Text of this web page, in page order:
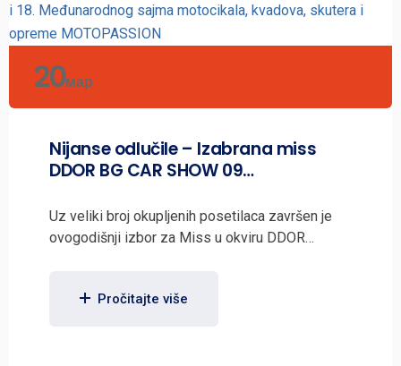
20мар
Nijanse odlučile – Izabrana miss
DDOR BG CAR SHOW 09…
Uz veliki broj okupljenih posetilaca završen je
ovogodišnji izbor za Miss u okviru DDOR…
Pročitajte više